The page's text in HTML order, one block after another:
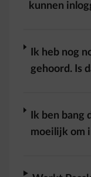
kunnen
Ik heb nog
gehoord. Is
Ik ben
moeilijk om